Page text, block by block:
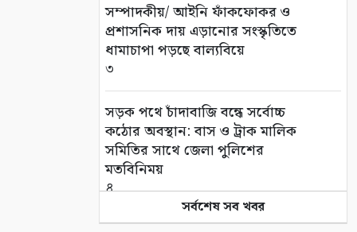
সম্পাদকীয়/ আইনি ফাঁকফোকর ও
প্রশাসনিক দায় এড়ানোর সংস্কৃতিতে
ধামাচাপা পড়ছে বাল্যবিয়ে
৩
সড়ক পথে চাঁদাবাজি বন্ধে সর্বোচ্চ
কঠোর অবস্থান: বাস ও ট্রাক মালিক
সমিতির সাথে জেলা পুলিশের
মতবিনিময়
৪
সর্বশেষ সব খবর